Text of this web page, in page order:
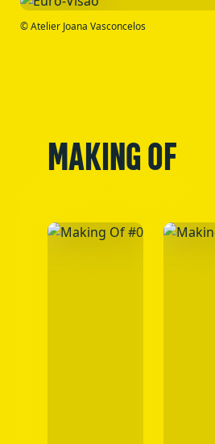
© Atelier Joana Vasconcelos
MAKING OF